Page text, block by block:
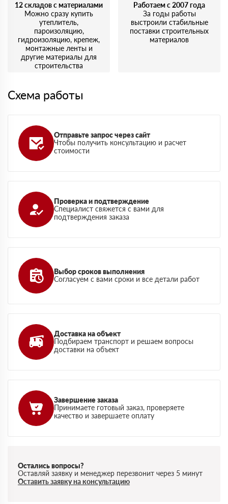
12 складов с материалами
Можно сразу купить
утеплитель,
пароизоляцию,
гидроизоляцию, крепеж,
монтажные ленты и
другие материалы для
строительства
Работаем с 2007 года
За годы работы
выстроили стабильные
поставки строительных
материалов
Схема работы
Отправьте запрос через сайт
Чтобы получить консультацию и расчет
стоимости
Проверка и подтверждение
Специалист свяжется с вами для
подтверждения заказа
Выбор сроков выполнения
Согласуем с вами сроки и все детали работ
Доставка на объект
Подбираем транспорт и решаем вопросы
доставки на объект
Завершение заказа
Принимаете готовый заказ, проверяете
качество и завершаете оплату
Остались вопросы?
Оставляй заявку и менеджер перезвонит через 5 минут
Оставить заявку на консультацию